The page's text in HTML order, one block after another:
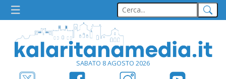
SABATO 8 AGOSTO 2026